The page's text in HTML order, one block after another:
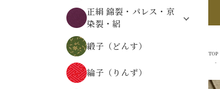
TOP
植物文様
鳥・動物・昆虫文様
架空の文様
自然・風景文様
器物文様
物語・人物・文字文様
時代の文様
正絹 錦裂・パレス・京
染裂・絽
正絹 錦裂（にしきぎれ）
正絹 パレス
正絹 京染裂
正絹 絽
緞子（どんす）
綸子（りんず）